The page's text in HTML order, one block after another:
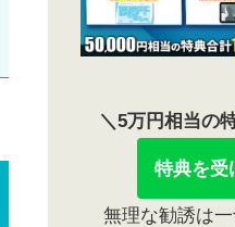
＼5万円相当の
特典を受
無理な勧誘は